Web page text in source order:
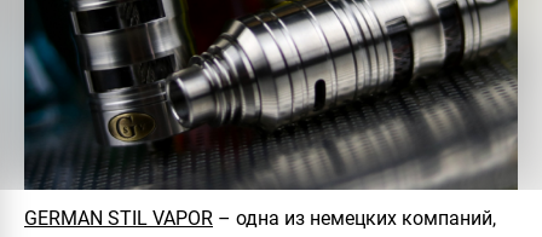
GERMAN STIL VAPOR – одна из немецких компаний,